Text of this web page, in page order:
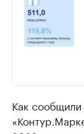
Как